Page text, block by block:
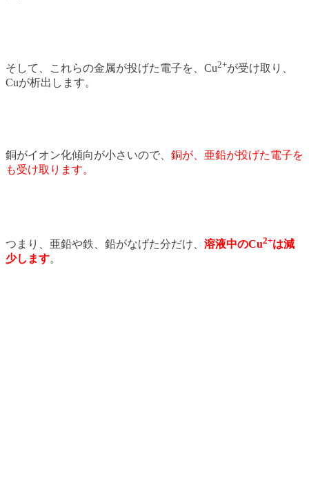
そして、これらの金属が投げた電子を、Cu2+が受け取り、
Cuが析出します。
銅がイオン化傾向が小さいので、 銅が、亜鉛が投げた電子を
も受け取ります。
つまり、亜鉛や鉄、鉛がなげた分だけ、 溶液中のCu2+は減
少します。